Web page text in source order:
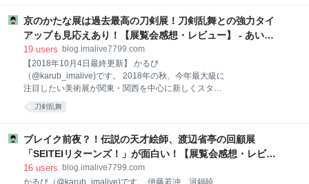
す。 今回、国立新美術館にて大規模な回顧展が開催中
のピエール・ボナールもまた、豊かで意外性あふれる
色彩感覚で、独自の作風を打ち立てた近代西洋美術の
風景画はまるでモネやルノワールのような印象派作品
に見えますし、静かで落ち着いた室内画は、一見する
とマティスのような作風にも見えます。 今回の「オル
セー美術館特別企画 ピエール・ボナール展」は、東京
の作品をこれ
京のかたな展は過去最高の刀剣展！刀剣乱舞との強力タイ
アップも見応えあり！【展覧会感想・レビュー】 - あいむ
あらいぶ
19 users blog.imalive7799.com
【2018年10月4日最終更新】 かるび
（@karub_imalive)です。 2018年の秋、今年最大級に
注目したい美術展が関東・関西を中心に新しくスター
展」「ルーベンス展」など西洋美術の巨匠を特集した
は、本稿で取り上げた「京のかたな」展です。 ここ数
年、各地の美術館・博物館では、歴史系、工芸系の展
覧会で、たびたび展示物の一部として刀剣類が展示さ
刀剣乱舞
ブレイク前夜？！伝説の天才絵師、渡辺省亭の回顧展
「SEITEIリターンズ！」が面白い！【展覧会感想・レビュ
ー】 - あいむあらいぶ
16 users blog.imalive7799.com
かるび（@karub_imalive)です。 伊藤若冲、河鍋暁